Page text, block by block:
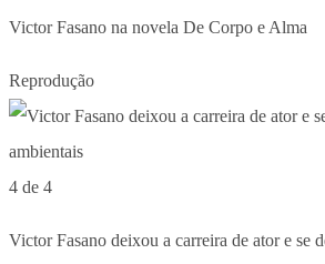
Victor Fasano na novela De Corpo e Alma
Reprodução
4 de 4
Victor Fasano deixou a carreira de ator e se